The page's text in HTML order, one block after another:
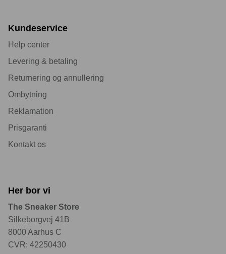
Kundeservice
Help center
Levering & betaling
Returnering og annullering
Ombytning
Reklamation
Prisgaranti
Kontakt os
Her bor vi
The Sneaker Store
Silkeborgvej 41B
8000 Aarhus C
CVR: 42250430